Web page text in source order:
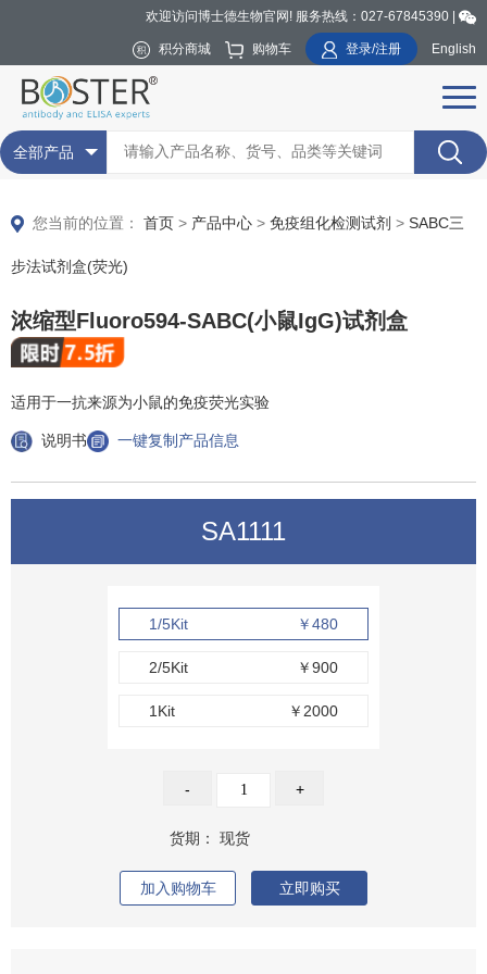
欢迎访问博士德生物官网! 服务热线：027-67845390 |
积分商城 购物车 登录/注册 English
全部产品
您当前的位置： 首页 > 产品中心 > 免疫组化检测试剂 > SABC三
步法试剂盒(荧光)
浓缩型Fluoro594-SABC(小鼠IgG)试剂盒
适用于一抗来源为小鼠的免疫荧光实验
说明书 一键复制产品信息
SA1111
1/5Kit ￥480
2/5Kit ￥900
1Kit ￥2000
- +
货期： 现货
加入购物车 立即购买